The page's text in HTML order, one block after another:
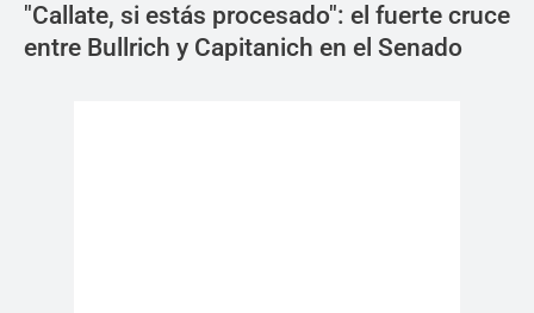
"Callate, si estás procesado": el fuerte cruce
entre Bullrich y Capitanich en el Senado